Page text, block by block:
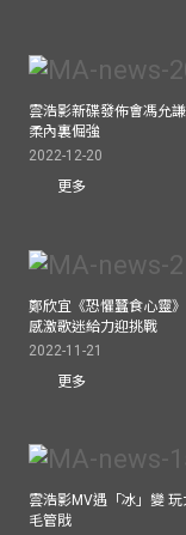
雲浩影新碟發佈會馮允
柔內裏倔強
2022-12-20
更多
鄭欣宜《恐懼蠶食心靈
感激歌迷給力迎挑戰
2022-11-21
更多
雲浩影MV遇「冰」變
毛管戙